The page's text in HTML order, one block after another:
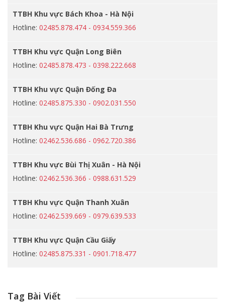
TTBH Khu vực Bách Khoa - Hà Nội
Hotline: 02485.878.474 - 0934.559.366
TTBH Khu vực Quận Long Biên
Hotline: 02485.878.473 - 0398.222.668
TTBH Khu vực Quận Đống Đa
Hotline: 02485.875.330 - 0902.031.550
TTBH Khu vực Quận Hai Bà Trưng
Hotline: 02462.536.686 - 0962.720.386
TTBH Khu vực Bùi Thị Xuân - Hà Nội
Hotline: 02462.536.366 - 0988.631.529
TTBH Khu vực Quận Thanh Xuân
Hotline: 02462.539.669 - 0979.639.533
TTBH Khu vực Quận Cầu Giấy
Hotline: 02485.875.331 - 0901.718.477
Tag Bài Viết